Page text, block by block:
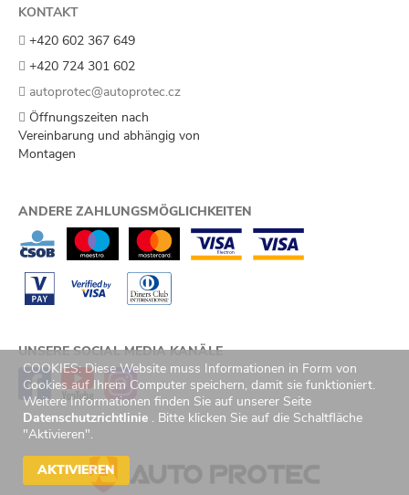
COOKIES: Diese Website muss Informationen in Form von
Cookies auf Ihrem Computer speichern, damit sie funktioniert.
Weitere Informationen finden Sie auf unserer Seite
Datenschutzrichtlinie . Bitte klicken Sie auf die Schaltfläche
"Aktivieren".
AKTIVIEREN
KONTAKT
+420 602 367 649
+420 724 301 602
autoprotec@autoprotec.cz
Öffnungszeiten nach
Vereinbarung und abhängig von
Montagen
ANDERE ZAHLUNGSMÖGLICHKEITEN
UNSERE SOCIAL MEDIA KANÄLE